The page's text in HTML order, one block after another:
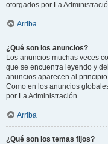
otorgados por La
Arriba
¿Qué son los anuncios?
Los anuncios muchas veces
que se encuentra leyendo y
anuncios aparecen al
Como en los anuncios
por La Administración.
Arriba
¿Qué son los temas fijos?